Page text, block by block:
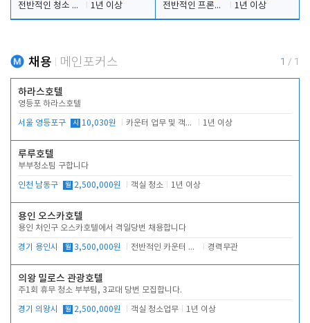
전반적인 청소 업무(객실청소.객실정리)
1년 이상
전반적인 프론트 당번업무
1년 이상
채용 메인포커스 1 / 1
하라스호텔
영등포 하라스호텔
서울 영등포구 시 10,030원 카운터 업무 및 객실관리(청소상태 확인, 객실판매) 1년 이상
루루호텔
부부청소팀 구합니다
인천 남동구 월 2,500,000원 객실 청소 1년 이상
용인 오스카호텔
용인 처인구 오스카호텔에서 격일당번 채용합니다
경기 용인시 월 3,500,000원 전반적인 카운터 업무 경력무관
의왕 밀로스 관광호텔
주1회 휴무 청소 부부팀, 3교대 당번 모집합니다.
경기 의왕시 월 2,500,000원 객실 청소업무 1년 이상